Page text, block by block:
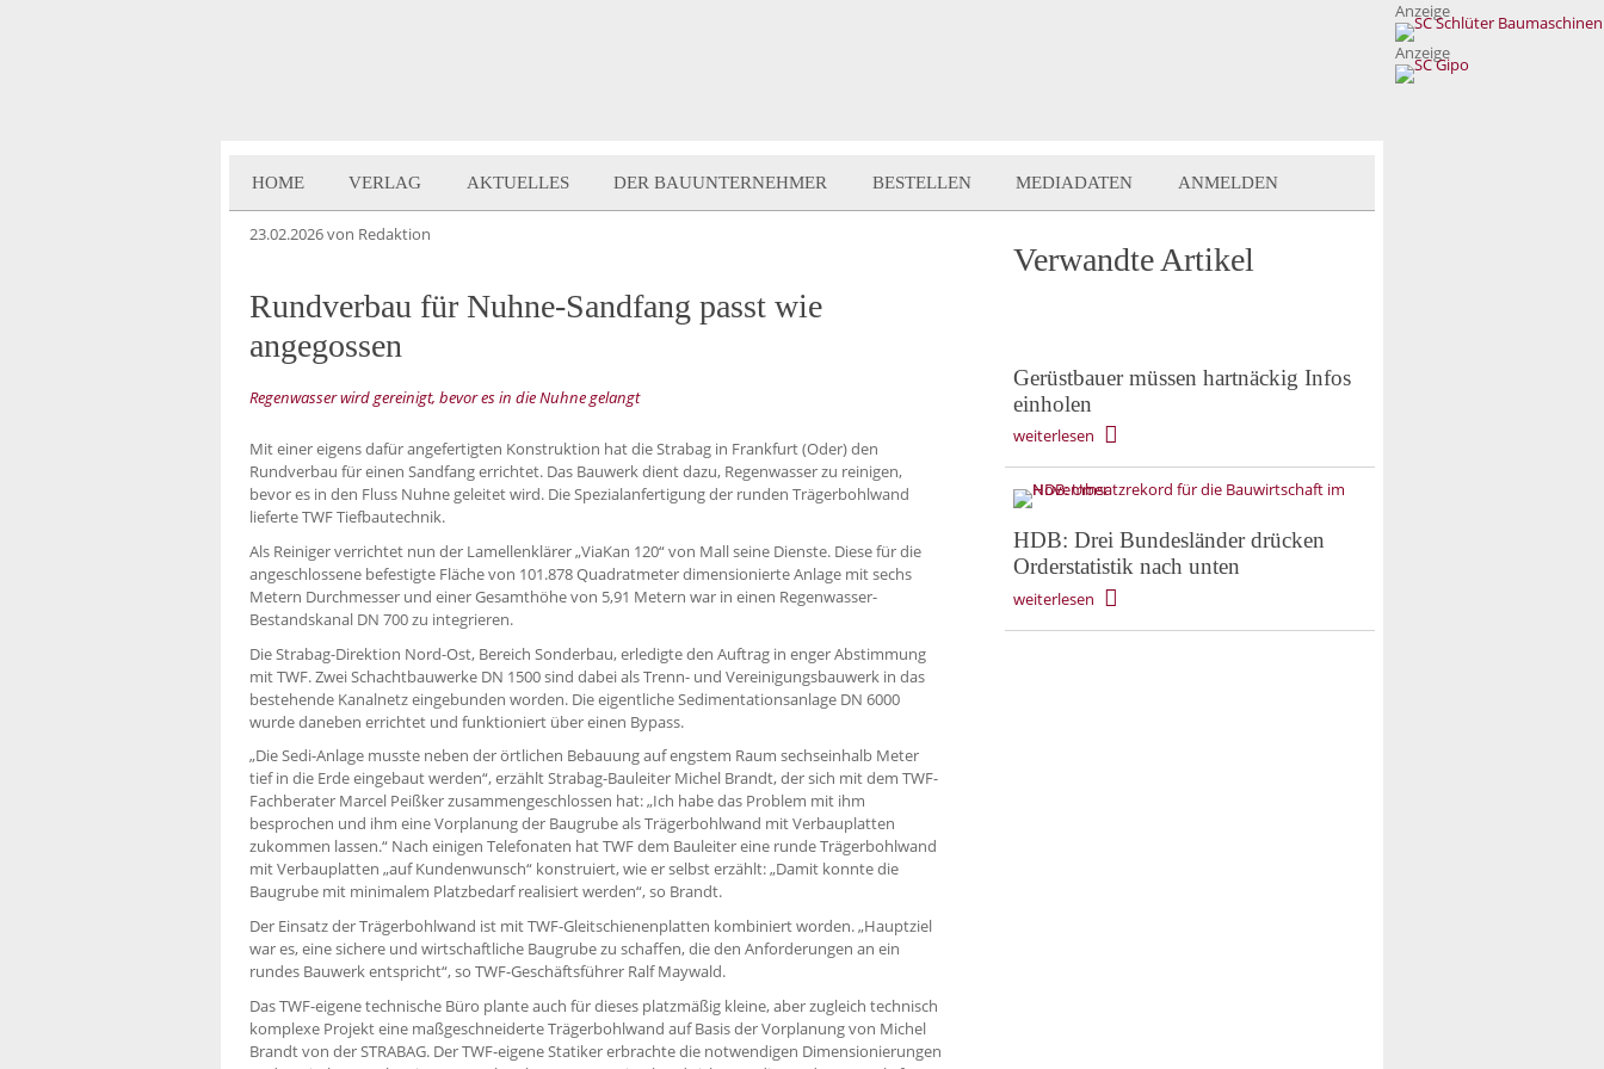
Anzeige
Anzeige
HOME VERLAG AKTUELLES DER BAUUNTERNEHMER BESTELLEN MEDIADATEN ANMELDEN
23.02.2026von Redaktion
Rundverbau für Nuhne-Sandfang passt wie
angegossen
Regenwasser wird gereinigt, bevor es in die Nuhne gelangt
Mit einer eigens dafür angefertigten Konstruktion hat die Strabag in Frankfurt (Oder) den
Rundverbau für einen Sandfang errichtet. Das Bauwerk dient dazu, Regenwasser zu reinigen,
bevor es in den Fluss Nuhne geleitet wird. Die Spezialanfertigung der runden Trägerbohlwand
lieferte TWF Tiefbautechnik.
Als Reiniger verrichtet nun der Lamellenklärer „ViaKan 120“ von Mall seine Dienste. Diese für die
angeschlossene befestigte Fläche von 101.878 Quadratmeter dimensionierte Anlage mit sechs
Metern Durchmesser und einer Gesamthöhe von 5,91 Metern war in einen Regenwasser-
Bestandskanal DN 700 zu integrieren.
Die Strabag-Direktion Nord-Ost, Bereich Sonderbau, erledigte den Auftrag in enger Abstimmung
mit TWF. Zwei Schachtbauwerke DN 1500 sind dabei als Trenn- und Vereinigungsbauwerk in das
bestehende Kanalnetz eingebunden worden. Die eigentliche Sedimentationsanlage DN 6000
wurde daneben errichtet und funktioniert über einen Bypass.
„Die Sedi-Anlage musste neben der örtlichen Bebauung auf engstem Raum sechseinhalb Meter
tief in die Erde eingebaut werden“, erzählt Strabag-Bauleiter Michel Brandt, der sich mit dem TWF-
Fachberater Marcel Peißker zusammengeschlossen hat: „Ich habe das Problem mit ihm
besprochen und ihm eine Vorplanung der Baugrube als Trägerbohlwand mit Verbauplatten
zukommen lassen.“ Nach einigen Telefonaten hat TWF dem Bauleiter eine runde Trägerbohlwand
mit Verbauplatten „auf Kundenwunsch“ konstruiert, wie er selbst erzählt: „Damit konnte die
Baugrube mit minimalem Platzbedarf realisiert werden“, so Brandt.
Der Einsatz der Trägerbohlwand ist mit TWF-Gleitschienenplatten kombiniert worden. „Hauptziel
war es, eine sichere und wirtschaftliche Baugrube zu schaffen, die den Anforderungen an ein
rundes Bauwerk entspricht“, so TWF-Geschäftsführer Ralf Maywald.
Das TWF-eigene technische Büro plante auch für dieses platzmäßig kleine, aber zugleich technisch
komplexe Projekt eine maßgeschneiderte Trägerbohlwand auf Basis der Vorplanung von Michel
Brandt von der STRABAG. Der TWF-eigene Statiker erbrachte die notwendigen Dimensionierungen
Verwandte Artikel
Gerüstbauer müssen hartnäckig Infos
einholen
weiterlesen
HDB: Drei Bundesländer drücken
Orderstatistik nach unten
weiterlesen